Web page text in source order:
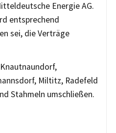
Energie AG.
entsprechend
sei, die Verträge
Miltitz, Radefeld
Stahmeln umschließen.